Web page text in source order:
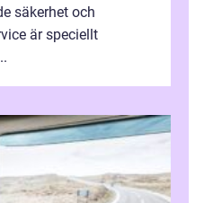
säkerhet och
är speciellt